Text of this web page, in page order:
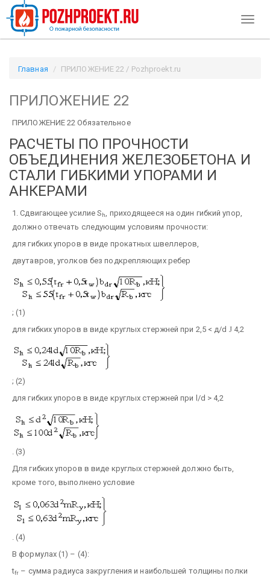
Главная ПРИЛОЖЕНИЕ 22 / Pozhproekt.ru
ПРИЛОЖЕНИЕ 22
ПРИЛОЖЕНИЕ 22 Обязательное
РАСЧЕТЫ ПО ПРОЧНОСТИ
ОБЪЕДИНЕНИЯ ЖЕЛЕЗОБЕТОНА И
СТАЛИ ГИБКИМИ УПОРАМИ И
АНКЕРАМИ
1. Сдвигающее усилие Sh
, приходящееся на один гибкий упор,
должно отвечать следующим условиям прочности:
для гибких упоров в виде прокатных швеллеров,
двутавров, уголков без подкрепляющих ребер
; (1)
для гибких упоров в виде круглых стержней при 2,5 < д/d Ј4,2
; (2)
для гибких упоров в виде круглых стержней при l/d > 4,2
. (3)
Для гибких упоров в виде круглых стержней должно быть,
кроме того, выполнено условие
. (4)
В формулах (1) – (4):
tfr – сумма радиуса закругления и наибольшей толщины полки